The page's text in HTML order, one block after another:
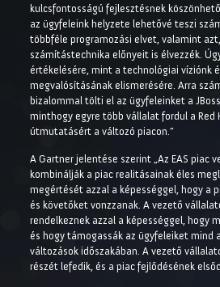
kulcsfontosságú fejlesztésnek
az ügyfeleink helyzete lehetővé teszi
többféle programozási elvet, valamint
számítástechnika előnyeit is élvezzék.
értékelésére, mint a technológiai víziónk
megvalósításának elismerésére. Arra
bizalommal tölti el az ügyfeleinket a
minthogy egyre több vállalat fordul a
útmutatásért a változó piacon.”
A Gartner jelentése szerint „Az EAS piac
kombinálják a piac realitásainak éles
megértését azzal a képességgel, hogy a
és követőket vonzzanak. A vezető
rendelkeznek azzal a képességgel, hogy
és hogy támogassák az ügyfeleiket mind
változások időszakában. A vezető
részét lefedik, és a piac fejlődésének